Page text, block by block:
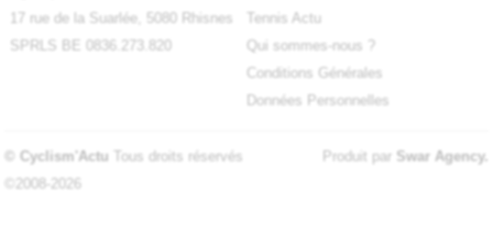
17 rue de la Suarlée, 5080 Rhisnes
SPRLS BE 0836.273.820
Tennis Actu
Qui sommes-nous ?
Conditions Générales
Données Personnelles
© Cyclism'Actu Tous droits réservés
©2008-2026
Produit par Swar Agency.